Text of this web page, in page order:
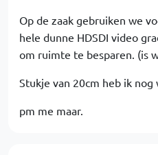
Op de zaak gebruiken we
hele dunne HDSDI video
om ruimte te besparen. (is
Stukje van 20cm heb ik nog
pm me maar.